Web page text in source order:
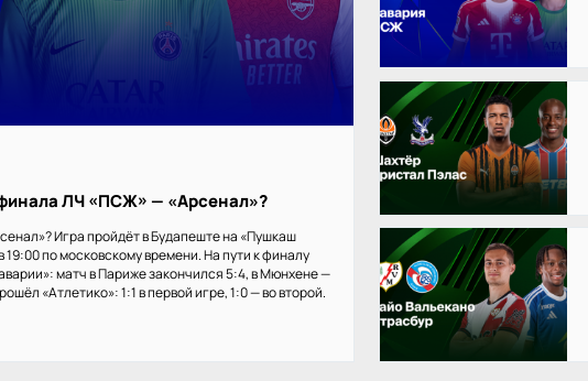
ЛЧ «ПСЖ» — «Арсенал»?
Игра пройдёт в Будапеште на «Пушкаш
19:00 по московскому времени. На пути к финалу
матч в Париже закончился 5:4, в Мюнхене —
«Атлетико»: 1:1 в первой игре, 1:0 — во второй.